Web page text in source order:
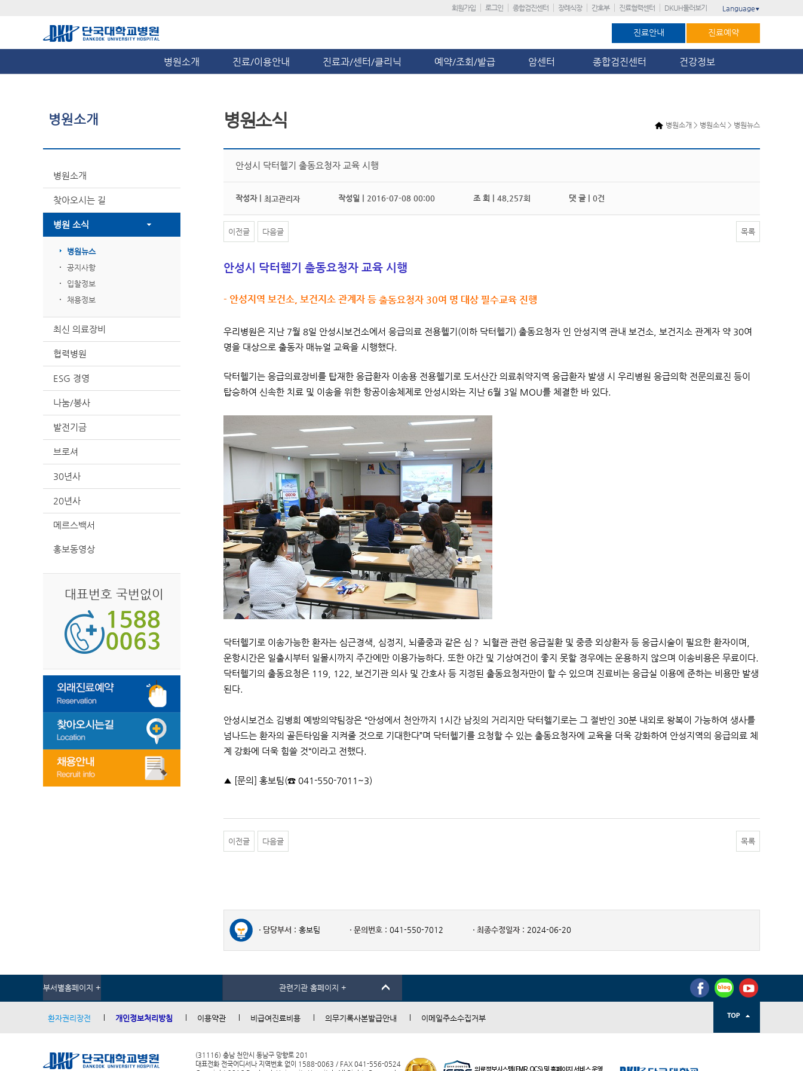
회원가입 로그인 종합검진센터 장례식장 간호부 진료협력센터 DKUH둘러보기 Language ▼
진료안내 진료예약
병원소개 진료/이용안내 진료과/센터/클리닉 예약/조회/발급 암센터 종합검진센터 건강정보
병원소개
병원소개
찾아오시는 길
병원 소식
병원뉴스
공지사항
입찰정보
채용정보
최신 의료장비
협력병원
ESG 경영
나눔/봉사
발전기금
브로셔
30년사
20년사
메르스백서
홍보동영상
대표번호 국번없이
병원소개 > 병원소식 > 병원뉴스
병원소식
안성시 닥터헬기 출동요청자 교육 시행
작성자 | 최고관리자 작성일 | 2016-07-08 00:00 조 회 | 48,257회 댓 글 | 0건
이전글 다음글 목록
안성시 닥터헬기 출동요청자 교육 시행
- 안성지역 보건소, 보건지소 관계자 등 출동요청자 30여 명 대상 필수교육 진행
우리병원은 지난 7월 8일 안성시보건소에서 응급의료 전용헬기(이하 닥터헬기) 출동요청자 인 안성지역 관내 보건소, 보건지소 관계자 약 30여
명을 대상으로 출동자 매뉴얼 교육을 시행했다.
닥터헬기는 응급의료장비를 탑재한 응급환자 이송용 전용헬기로 도서산간 의료취약지역 응급환자 발생 시 우리병원 응급의학 전문의료진 등이
탑승하여 신속한 치료 및 이송을 위한 항공이송체제로 안성시와는 지난 6월 3일 MOU를 체결한 바 있다.
닥터헬기로 이송가능한 환자는 심근경색, 심정지, 뇌졸중과 같은 심？ 뇌혈관 관련 응급질환 및 중증 외상환자 등 응급시술이 필요한 환자이며,
운항시간은 일출시부터 일몰시까지 주간에만 이용가능하다. 또한 야간 및 기상여건이 좋지 못할 경우에는 운용하지 않으며 이송비용은 무료이다.
닥터헬기의 출동요청은 119, 122, 보건기관 의사 및 간호사 등 지정된 출동요청자만이 할 수 있으며 진료비는 응급실 이용에 준하는 비용만 발생
된다.
안성시보건소 김병희 예방의약팀장은 “안성에서 천안까지 1시간 남짓의 거리지만 닥터헬기로는 그 절반인 30분 내외로 왕복이 가능하여 생사를
넘나드는 환자의 골든타임을 지켜줄 것으로 기대한다”며 닥터헬기를 요청할 수 있는 출동요청자에 교육을 더욱 강화하여 안성지역의 응급의료 체
계 강화에 더욱 힘쓸 것“이라고 전했다.
▲ [문의] 홍보팀(☎ 041-550-7011~3)
이전글 다음글 목록
담당부서 : 홍보팀 문의번호 : 041-550-7012 최종수정일자 : 2024-06-20
부서별홈페이지 + 관련기관 홈페이지 +
환자권리장전 개인정보처리방침 이용약관 비급여진료비용 의무기록사본발급안내 이메일주소수집거부
(31116) 충남 천안시 동남구 망향로 201
대표전화 전국어디서나 지역번호 없이 1588-0063 / FAX 041-556-0524